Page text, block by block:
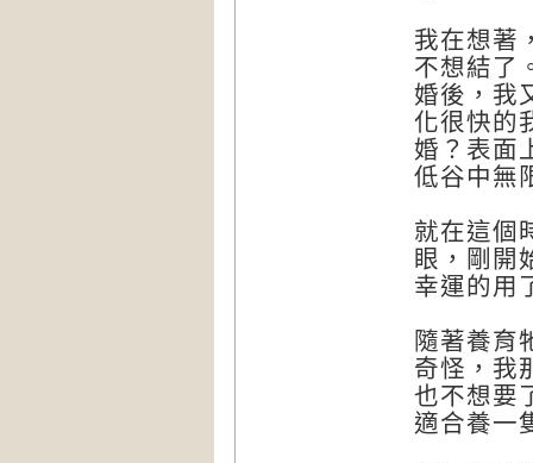
我在想著
不想結了
婚後，我
化很快的
婚？表面
低谷中無
就在這個
眼，剛開
幸運的用
隨著養育
奇怪，我
也不想要
適合養一